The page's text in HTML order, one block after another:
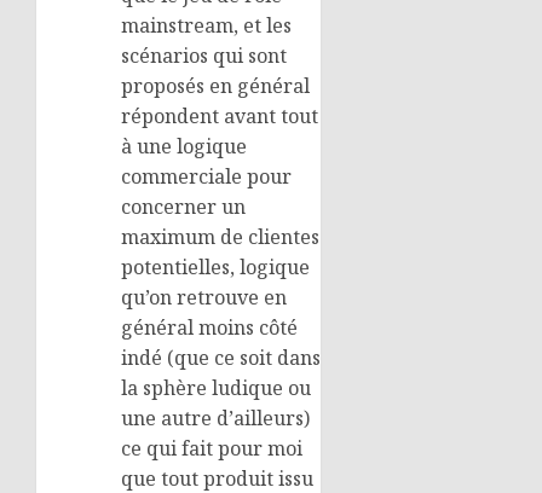
mainstream, et les
scénarios qui sont
proposés en général
répondent avant tout
à une logique
commerciale pour
concerner un
maximum de clientes
potentielles, logique
qu’on retrouve en
général moins côté
indé (que ce soit dans
la sphère ludique ou
une autre d’ailleurs)
ce qui fait pour moi
que tout produit issu